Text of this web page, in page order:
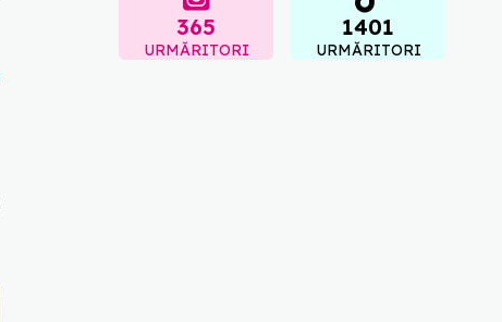
365
URMĂRITORI
1401
URMĂRITORI